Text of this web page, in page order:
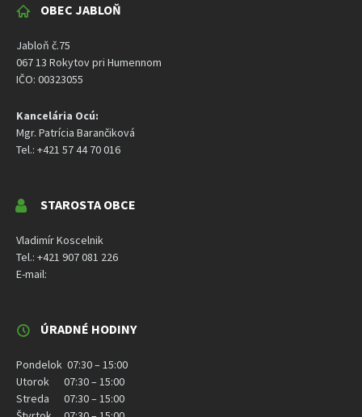
OBEC JABLOŇ
Jabloň č.75
067 13 Rokytov pri Humennom
IČO: 00323055
Kancelária Ocú:
Mgr. Patrícia Barančiková
Tel.: +421 57 44 70 016
STAROSTA OBCE
Vladimír Koscelnik
Tel.: +421 907 081 226
E-mail:
ÚRADNÉ HODINY
Pondelok 07:30 – 15:00
Utorok 07:30 – 15:00
Streda 07:30 – 15:00